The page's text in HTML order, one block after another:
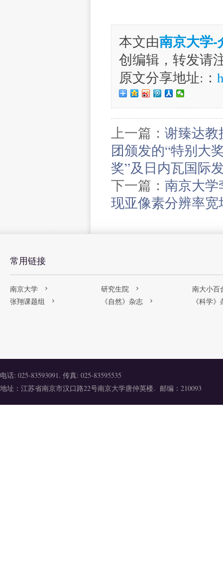
本文由南京大学-
创编辑，转发请
原文分享地址:：
上一篇： 谢臻达
团颁发的“特别大
奖”及日内瓦国际
下一篇： 南京大
现亚像素分辨率宽
常用链接
南京大学 研究生院
南大小百
张翔课题组
《自然》杂志 《科学
电话: 025-83593091. 传真: 025-83595535
地址：江苏省南京市汉口路22号南京大学唐仲英楼. 邮编：210093